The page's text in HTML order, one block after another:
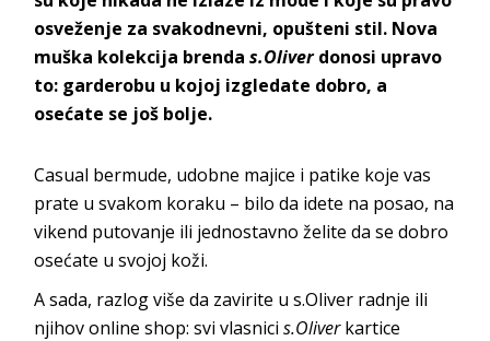
osveženje za svakodnevni, opušteni stil. Nova
muška kolekcija brendas.Oliverdonosi upravo
to: garderobu u kojoj izgledate dobro, a
osećate se još bolje.
Casual bermude, udobne majice i patike koje vas
prate u svakom koraku – bilo da idete na posao, na
vikend putovanje ili jednostavno želite da se dobro
osećate u svojoj koži.
A sada, razlog više da zavirite u s.Oliver radnje ili
njihov online shop: svi vlasnicis.Oliverkartice